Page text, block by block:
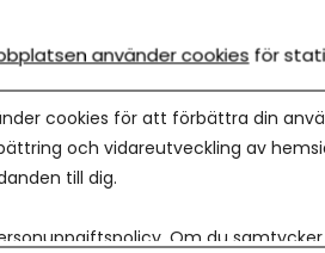
hos Almi är så
Det är pengar som kan
verifiera en affärsidé innan
Pengarna kan till exempel
använder cookies för
cookies för att förbättra din
och vidareutveckling av
till dig.
. Om du